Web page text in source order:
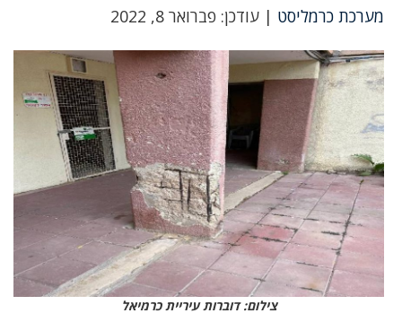
מערכת כרמליסט | עודכן: פברואר 8, 2022
צילום: דוברות עיריית כרמיאל